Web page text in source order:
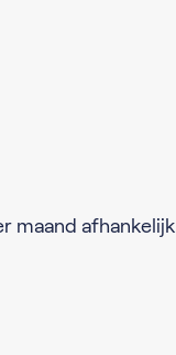
maand afhankelijk